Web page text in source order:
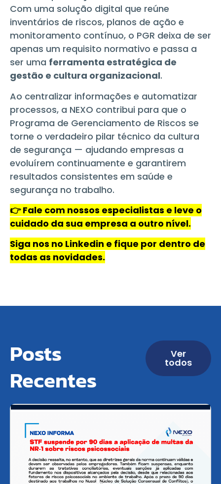
Com uma solução digital que reúne
inventários de riscos, planos de ação e
monitoramento contínuo, o PGR deixa de ser
apenas um requisito normativo e passa a
ser uma ferramenta estratégica de
gestão e cultura organizacional.
Ao centralizar informações e automatizar
processos, a NEXO contribui para que o
Programa de Gerenciamento de Riscos se
torne o verdadeiro pilar técnico da cultura
de segurança — ajudando empresas a
evoluírem continuamente e garantirem
resultados consistentes em saúde e
segurança no trabalho.
👉 Fale com nossos especialistas e leve o
cuidado da sua empresa a outro nível.
Siga nos no Linkedin e fique por dentro de
todas as novidades.
Posts
Recentes
Ver
todos